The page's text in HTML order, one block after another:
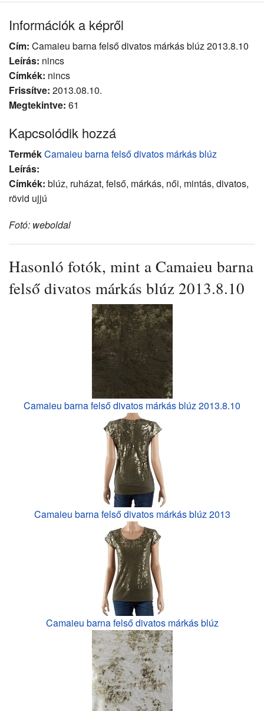
Információk a képről
Cím: Camaieu barna felső divatos márkás blúz 2013.8.10
Leírás: nincs
Címkék: nincs
Frissítve: 2013.08.10.
Megtekintve: 61
Kapcsolódik hozzá
TermékCamaieu barna felső divatos márkás blúz
Leírás:
Címkék: blúz, ruházat, felső, márkás, női, mintás, divatos,
rövid ujjú
Fotó: weboldal
Hasonló fotók, mint a Camaieu barna
felső divatos márkás blúz 2013.8.10
Camaieu barna felső divatos márkás blúz 2013.8.10
Camaieu barna felső divatos márkás blúz 2013
Camaieu barna felső divatos márkás blúz